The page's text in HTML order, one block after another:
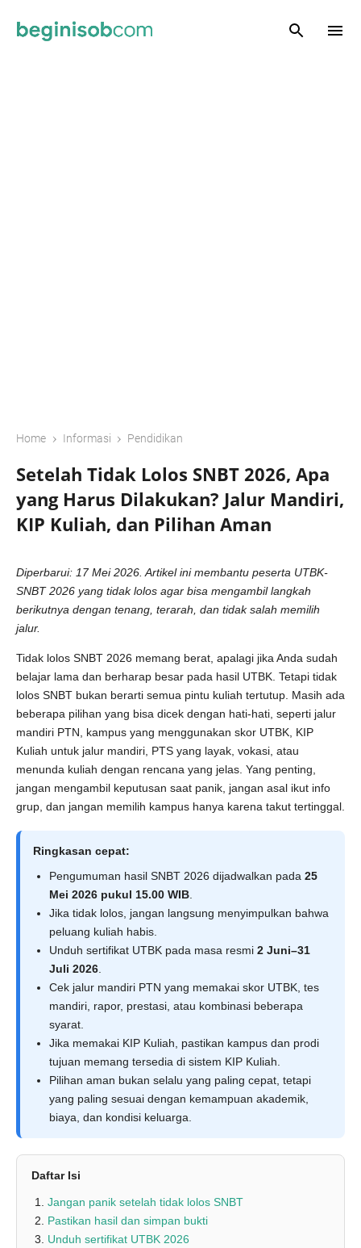
Home › Informasi › Pendidikan
Setelah Tidak Lolos SNBT 2026, Apa
yang Harus Dilakukan? Jalur Mandiri,
KIP Kuliah, dan Pilihan Aman
Diperbarui: 17 Mei 2026. Artikel ini membantu peserta UTBK-
SNBT 2026 yang tidak lolos agar bisa mengambil langkah
berikutnya dengan tenang, terarah, dan tidak salah memilih
jalur.
Tidak lolos SNBT 2026 memang berat, apalagi jika Anda sudah
belajar lama dan berharap besar pada hasil UTBK. Tetapi tidak
lolos SNBT bukan berarti semua pintu kuliah tertutup. Masih ada
beberapa pilihan yang bisa dicek dengan hati-hati, seperti jalur
mandiri PTN, kampus yang menggunakan skor UTBK, KIP
Kuliah untuk jalur mandiri, PTS yang layak, vokasi, atau
menunda kuliah dengan rencana yang jelas. Yang penting,
jangan mengambil keputusan saat panik, jangan asal ikut info
grup, dan jangan memilih kampus hanya karena takut tertinggal.
Ringkasan cepat:
Pengumuman hasil SNBT 2026 dijadwalkan pada 25
Mei 2026 pukul 15.00 WIB
Jika tidak lolos, jangan langsung menyimpulkan bahwa
peluang kuliah habis.
Unduh sertifikat UTBK pada masa resmi 2 Juni–31
Juli 2026
Cek jalur mandiri PTN yang memakai skor UTBK, tes
mandiri, rapor, prestasi, atau kombinasi beberapa
syarat.
Jika memakai KIP Kuliah, pastikan kampus dan prodi
tujuan memang tersedia di sistem KIP Kuliah.
Pilihan aman bukan selalu yang paling cepat, tetapi
yang paling sesuai dengan kemampuan akademik,
biaya, dan kondisi keluarga.
Daftar Isi
Jangan panik setelah tidak lolos SNBT
Pastikan hasil dan simpan bukti
Unduh sertifikat UTBK 2026